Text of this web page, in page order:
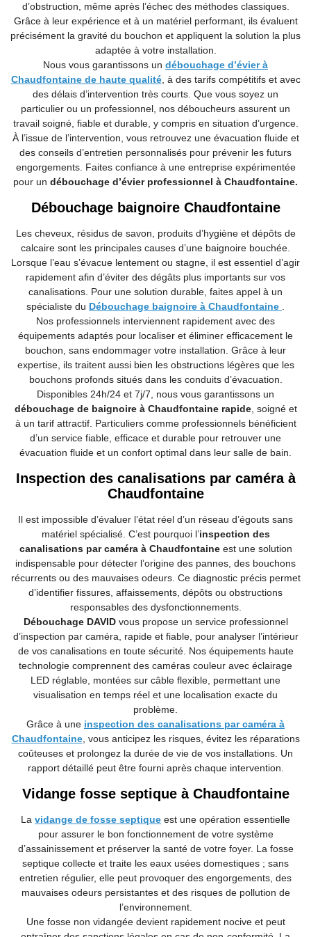
d’obstruction, même après l’échec des méthodes classiques.
Grâce à leur expérience et à un matériel performant, ils évaluent
précisément la gravité du bouchon et appliquent la solution la plus
adaptée à votre installation.
Nous vous garantissons un débouchage d’évier à
Chaudfontaine de haute qualité, à des tarifs compétitifs et avec
des délais d’intervention très courts. Que vous soyez un
particulier ou un professionnel, nos déboucheurs assurent un
travail soigné, fiable et durable, y compris en situation d’urgence.
À l’issue de l’intervention, vous retrouvez une évacuation fluide et
des conseils d’entretien personnalisés pour prévenir les futurs
engorgements. Faites confiance à une entreprise expérimentée
pour un débouchage d’évier professionnel à Chaudfontaine.
Débouchage baignoire Chaudfontaine
Les cheveux, résidus de savon, produits d’hygiène et dépôts de
calcaire sont les principales causes d’une baignoire bouchée.
Lorsque l’eau s’évacue lentement ou stagne, il est essentiel d’agir
rapidement afin d’éviter des dégâts plus importants sur vos
canalisations. Pour une solution durable, faites appel à un
spécialiste du Débouchage baignoire à Chaudfontaine
Nos professionnels interviennent rapidement avec des
équipements adaptés pour localiser et éliminer efficacement le
bouchon, sans endommager votre installation. Grâce à leur
expertise, ils traitent aussi bien les obstructions légères que les
bouchons profonds situés dans les conduits d’évacuation.
Disponibles 24h/24 et 7j/7, nous vous garantissons un
débouchage de baignoire à Chaudfontaine rapide, soigné et
à un tarif attractif. Particuliers comme professionnels bénéficient
d’un service fiable, efficace et durable pour retrouver une
évacuation fluide et un confort optimal dans leur salle de bain.
Inspection des canalisations par caméra à
Chaudfontaine
Il est impossible d’évaluer l’état réel d’un réseau d’égouts sans
matériel spécialisé. C’est pourquoi l’inspection des
canalisations par caméra à Chaudfontaineest une solution
indispensable pour détecter l’origine des pannes, des bouchons
récurrents ou des mauvaises odeurs. Ce diagnostic précis permet
d’identifier fissures, affaissements, dépôts ou obstructions
responsables des dysfonctionnements.
Débouchage DAVIDvous propose un service professionnel
d’inspection par caméra, rapide et fiable, pour analyser l’intérieur
de vos canalisations en toute sécurité. Nos équipements haute
technologie comprennent des caméras couleur avec éclairage
LED réglable, montées sur câble flexible, permettant une
visualisation en temps réel et une localisation exacte du
problème.
Grâce à une inspection des canalisations par caméra à
Chaudfontaine, vous anticipez les risques, évitez les réparations
coûteuses et prolongez la durée de vie de vos installations. Un
rapport détaillé peut être fourni après chaque intervention.
Vidange fosse septique à Chaudfontaine
La vidange de fosse septique est une opération essentielle
pour assurer le bon fonctionnement de votre système
d’assainissement et préserver la santé de votre foyer. La fosse
septique collecte et traite les eaux usées domestiques ; sans
entretien régulier, elle peut provoquer des engorgements, des
mauvaises odeurs persistantes et des risques de pollution de
l’environnement.
Une fosse non vidangée devient rapidement nocive et peut